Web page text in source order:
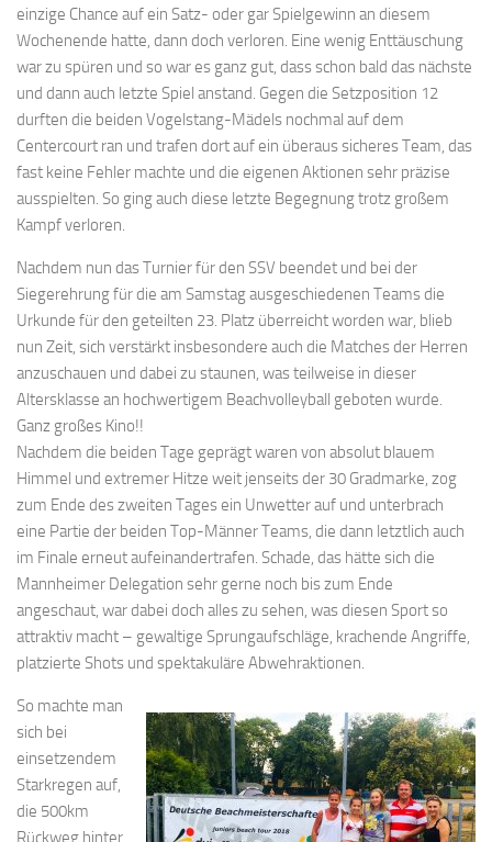
einzige Chance auf ein Satz- oder gar Spielgewinn an diesem
Wochenende hatte, dann doch verloren. Eine wenig Enttäuschung
war zu spüren und so war es ganz gut, dass schon bald das nächste
und dann auch letzte Spiel anstand. Gegen die Setzposition 12
durften die beiden Vogelstang-Mädels nochmal auf dem
Centercourt ran und trafen dort auf ein überaus sicheres Team, das
fast keine Fehler machte und die eigenen Aktionen sehr präzise
ausspielten. So ging auch diese letzte Begegnung trotz großem
Kampf verloren.
Nachdem nun das Turnier für den SSV beendet und bei der
Siegerehrung für die am Samstag ausgeschiedenen Teams die
Urkunde für den geteilten 23. Platz überreicht worden war, blieb
nun Zeit, sich verstärkt insbesondere auch die Matches der Herren
anzuschauen und dabei zu staunen, was teilweise in dieser
Altersklasse an hochwertigem Beachvolleyball geboten wurde.
Ganz großes Kino!!
Nachdem die beiden Tage geprägt waren von absolut blauem
Himmel und extremer Hitze weit jenseits der 30 Gradmarke, zog
zum Ende des zweiten Tages ein Unwetter auf und unterbrach
eine Partie der beiden Top-Männer Teams, die dann letztlich auch
im Finale erneut aufeinandertrafen. Schade, das hätte sich die
Mannheimer Delegation sehr gerne noch bis zum Ende
angeschaut, war dabei doch alles zu sehen, was diesen Sport so
attraktiv macht – gewaltige Sprungaufschläge, krachende Angriffe,
platzierte Shots und spektakuläre Abwehraktionen.
So machte man
sich bei
einsetzendem
Starkregen auf,
die 500km
Rückweg hinter